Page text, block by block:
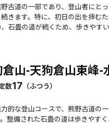
熊野古道の魅力を存分に味わえ
古道の一部であり、登山者にと
きます。特に、初日の出を拝む
す。季節によっては、リンドウ
、地元の美味しい海鮮料理を楽
しむことで、より充実した一日を過ご
の日や冬場は足元に気をつけて
スです。
山-天狗倉山東峰-
数17 （ふつう）
的な登山コースで、熊野古道の
整備された石畳の道は歩きやす